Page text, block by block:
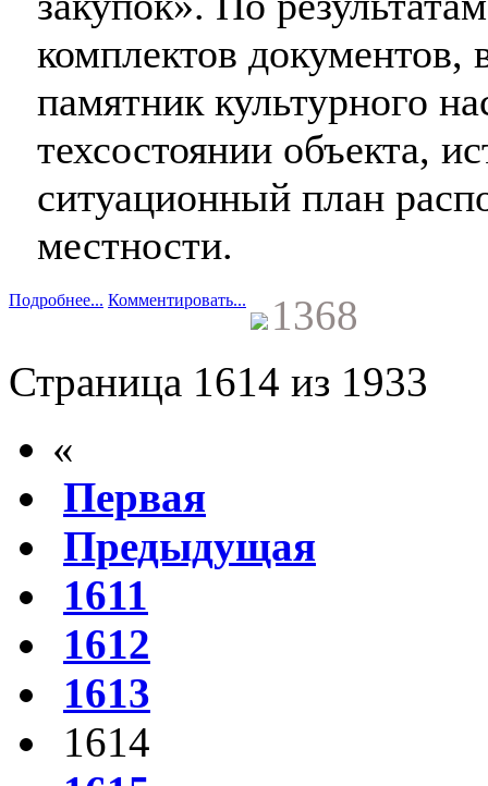
комплектов
памятник культурного
техсостоянии объекта,
ситуационный план
местности.
Подробнее... Комментировать...
1368
Страница 1614 из 1933
«
Первая
Предыдущая
1611
1612
1613
1614